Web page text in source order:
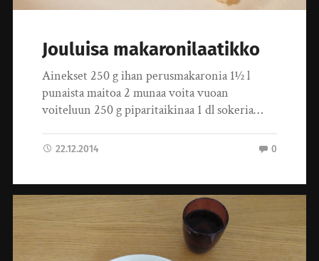
Jouluisa makaronilaatikko
Ainekset 250 g ihan perusmakaronia 1½ l
punaista maitoa 2 munaa voita vuoan
voiteluun 250 g piparitaikinaa 1 dl sokeria…
22.12.2014 0